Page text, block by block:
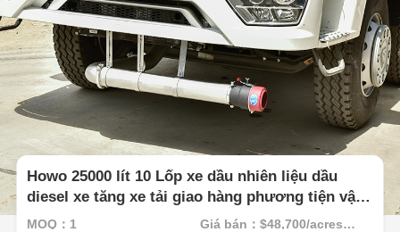
Howo 25000 lít 10 Lốp xe dầu nhiên liệu dầu
diesel xe tăng xe tải giao hàng phương tiện vận
chuyển
MOQ：1 Giá bán：$48,700/acres 1-49 acres